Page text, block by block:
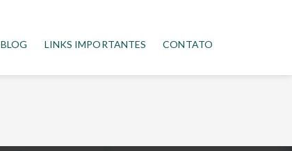
BLOG LINKS IMPORTANTES CONTATO